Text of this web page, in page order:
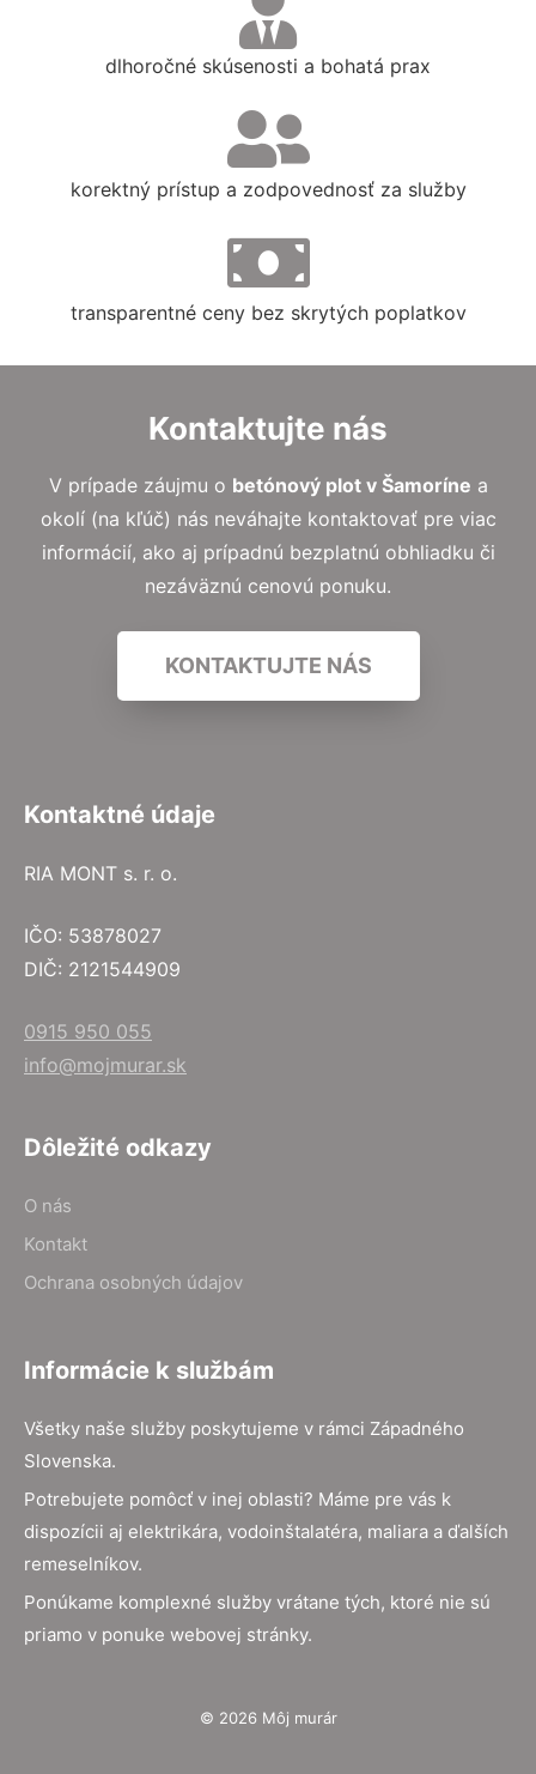
dlhoročné skúsenosti a bohatá prax
korektný prístup a zodpovednosť za služby
transparentné ceny bez skrytých poplatkov
Kontaktujte nás
V prípade záujmu o betónový plot v Šamoríne a
okolí (na kľúč) nás neváhajte kontaktovať pre viac
informácií, ako aj prípadnú bezplatnú obhliadku či
nezáväznú cenovú ponuku.
KONTAKTUJTE NÁS
Kontaktné údaje
RIA MONT s. r. o.
IČO: 53878027
DIČ: 2121544909
0915 950 055
info@mojmurar.sk
Dôležité odkazy
O nás
Kontakt
Ochrana osobných údajov
Informácie k službám
Všetky naše služby poskytujeme v rámci Západného
Slovenska.
Potrebujete pomôcť v inej oblasti? Máme pre vás k
dispozícii aj elektrikára, vodoinštalatéra, maliara a ďalších
remeselníkov.
Ponúkame komplexné služby vrátane tých, ktoré nie sú
priamo v ponuke webovej stránky.
© 2026 Môj murár